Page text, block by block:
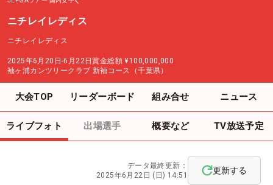
ニチレイレディス
ニチレイレディス
2025年6月20日-6月22日賞金総額 ¥100,000,000
袖ヶ浦カンツリークラブ 新袖コース（千葉県）
大会TOP リーダーボード 組み合せ ニュース
ライブフォト 出場選手 概要など TV放送予定
データ最終更新：
2025年6月22日 (日) 14:51
更新する